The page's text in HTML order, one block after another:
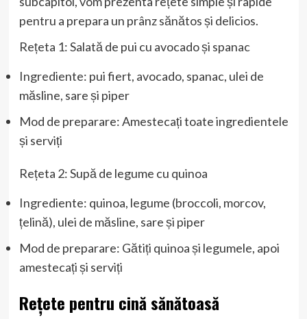
pentru a prepara un prânz sănătos și delicios.
Rețeta 1: Salată de pui cu avocado și spanac
Ingrediente: pui fiert, avocado, spanac, ulei de
măsline, sare și piper
Mod de preparare: Amestecați toate ingredientele
și serviți
Rețeta 2: Supă de legume cu quinoa
Ingrediente: quinoa, legume (broccoli, morcov,
țelină), ulei de măsline, sare și piper
Mod de preparare: Gătiți quinoa și legumele, apoi
amestecați și serviți
Rețete pentru cină sănătoasă